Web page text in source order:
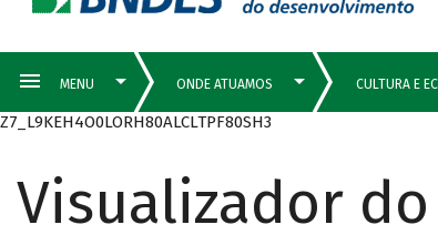
Z7_L9KEH4O0LORH80ALCLTPF80SH3
Visualizador